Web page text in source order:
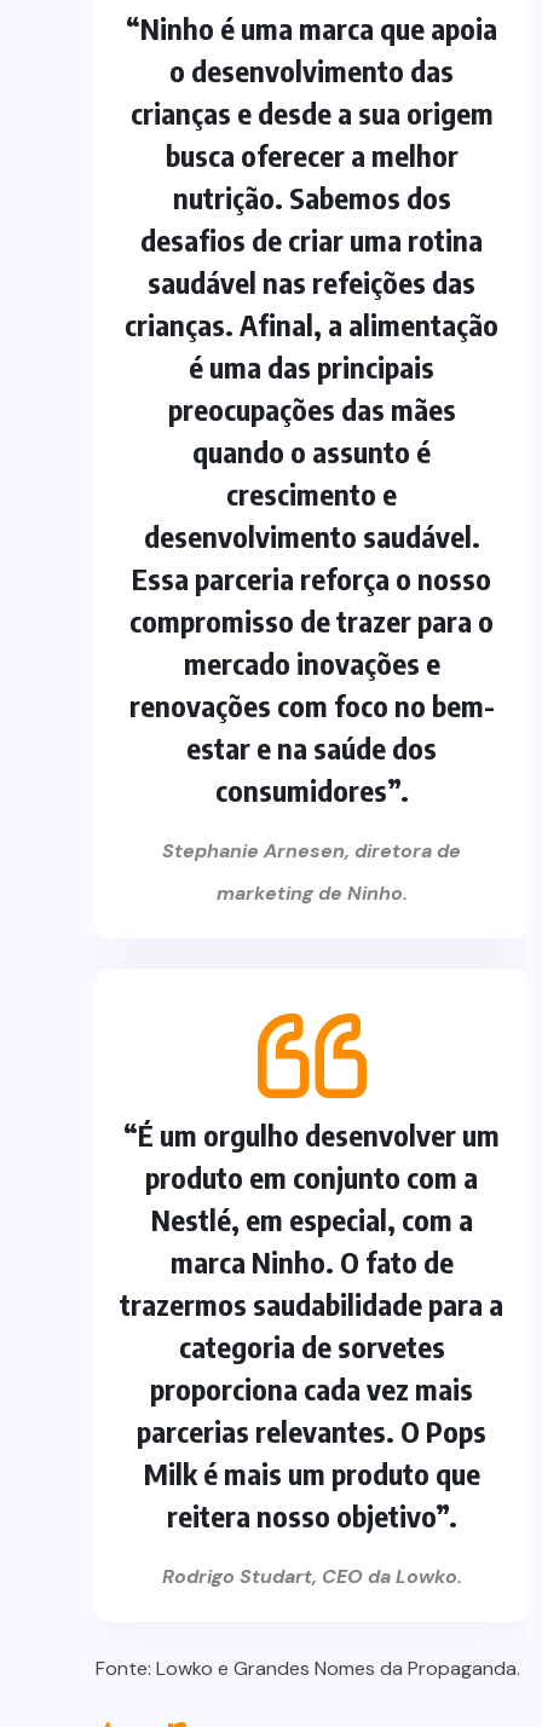
“Ninho é uma marca que apoia
o desenvolvimento das
crianças e desde a sua origem
busca oferecer a melhor
nutrição. Sabemos dos
desafios de criar uma rotina
saudável nas refeições das
crianças. Afinal, a alimentação
é uma das principais
preocupações das mães
quando o assunto é
crescimento e
desenvolvimento saudável.
Essa parceria reforça o nosso
compromisso de trazer para o
mercado inovações e
renovações com foco no bem-
estar e na saúde dos
consumidores”.
Stephanie Arnesen, diretora de
marketing de Ninho.
“É um orgulho desenvolver um
produto em conjunto com a
Nestlé, em especial, com a
marca Ninho. O fato de
trazermos saudabilidade para a
categoria de sorvetes
proporciona cada vez mais
parcerias relevantes. O Pops
Milk é mais um produto que
reitera nosso objetivo”.
Rodrigo Studart, CEO da Lowko.
Fonte: Lowko e Grandes Nomes da Propaganda.